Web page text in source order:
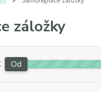
záložky
Od